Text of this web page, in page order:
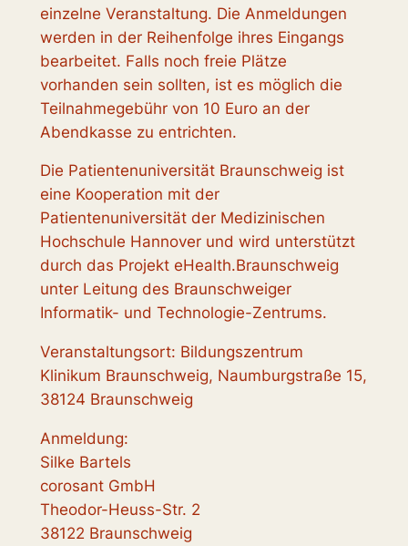
einzelne Veranstaltung. Die Anmeldungen
werden in der Reihenfolge ihres Eingangs
bearbeitet. Falls noch freie Plätze
vorhanden sein sollten, ist es möglich die
Teilnahmegebühr von 10 Euro an der
Abendkasse zu entrichten.
Die Patientenuniversität Braunschweig ist
eine Kooperation mit der
Patientenuniversität der Medizinischen
Hochschule Hannover und wird unterstützt
durch das Projekt eHealth.Braunschweig
unter Leitung des Braunschweiger
Informatik- und Technologie-Zentrums.
Veranstaltungsort: Bildungszentrum
Klinikum Braunschweig, Naumburgstraße 15,
38124 Braunschweig
Anmeldung:
Silke Bartels
corosant GmbH
Theodor-Heuss-Str. 2
38122 Braunschweig